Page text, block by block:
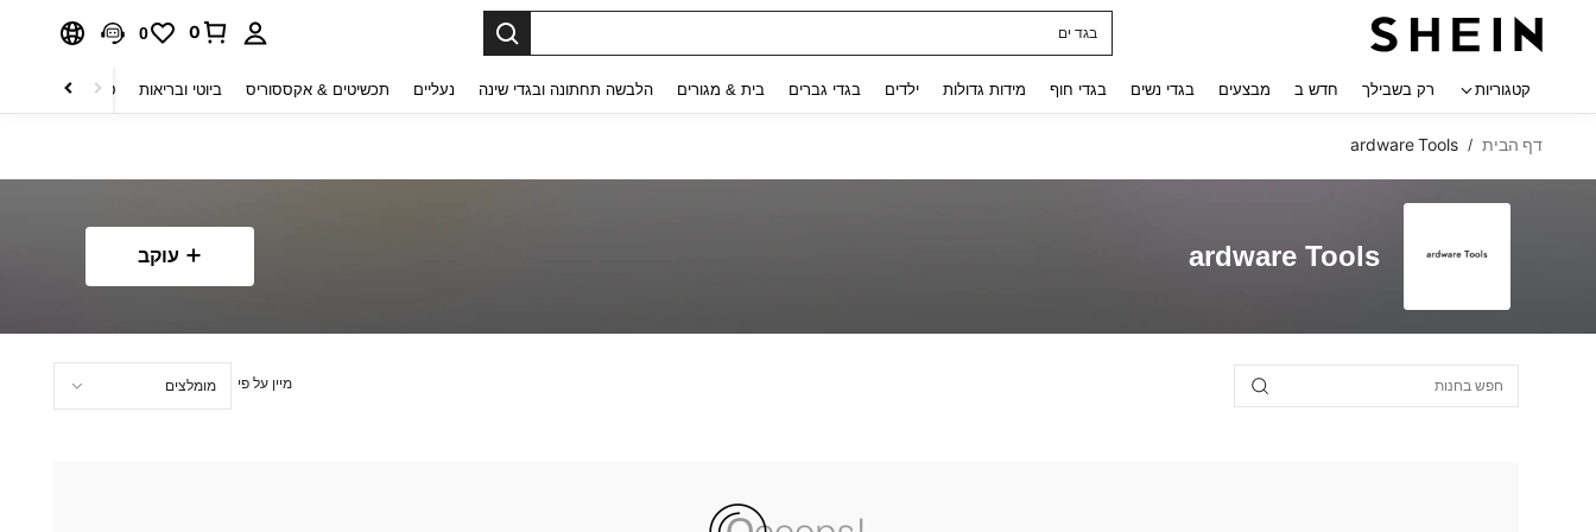
בגד ים
0
0
קטגוריות רק בשבילך חדש ב מבצעים בגדי נשים בגדי חוף מידות גדולות ילדים בגדי גברים בית & מגורים הלבשה תחתונה ובגדי שינה נעליים תכשיטים & אקססוריס ביוטי ובריאות טקסטיל לבית
דף הבית /
ardware Tools
ardware Tools עוקב
מיין על פי